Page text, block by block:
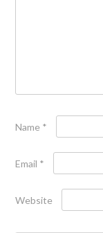
Name *
Email *
Website